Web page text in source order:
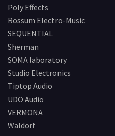
Poly Effects
Rossum Electro-Music
SEQUENTIAL
Sherman
SOMA laboratory
Studio Electronics
Tiptop Audio
UDO Audio
VERMONA
Waldorf